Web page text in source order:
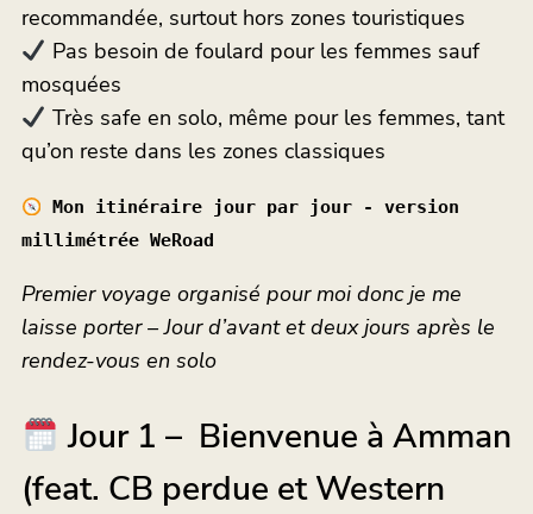
recommandée, surtout hors zones touristiques
Pas besoin de foulard pour les femmes sauf
mosquées
Très safe en solo, même pour les femmes, tant
qu’on reste dans les zones classiques
Mon itinéraire jour par jour - version
millimétrée WeRoad
Premier voyage organisé pour moi donc je me
laisse porter – Jour d’avant et deux jours après le
rendez-vous en solo
Jour 1 – Bienvenue à Amman
(feat. CB perdue et Western